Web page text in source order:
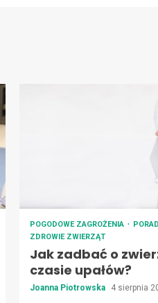
POGODOWE ZAGROŻENIA
ZDROWIE ZWIERZĄT
Jak zadbać o
czasie upałów?
Joanna Piotrowska 4 sierpnia